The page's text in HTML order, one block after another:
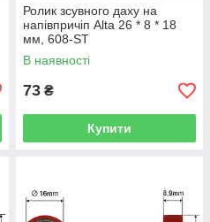
Ролик зсувного даху на
напівпричіп Alta 26 * 8 * 18
мм, 608-ST
В наявності
73 ₴
Купити